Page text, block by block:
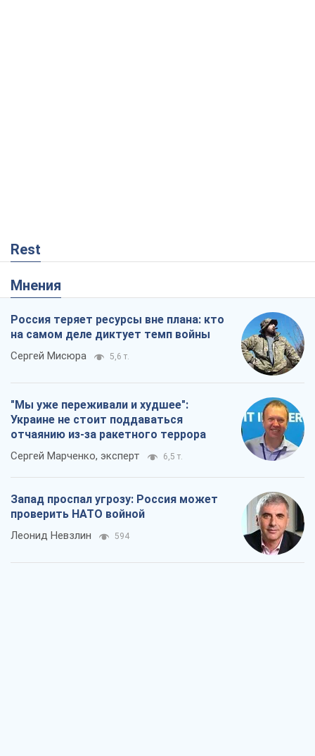
Rest
Мнения
Россия теряет ресурсы вне плана: кто
на самом деле диктует темп войны
Сергей Мисюра 5,6 т.
"Мы уже переживали и худшее":
Украине не стоит поддаваться
отчаянию из-за ракетного террора
Сергей Марченко, эксперт 6,5 т.
Запад проспал угрозу: Россия может
проверить НАТО войной
Леонид Невзлин 594